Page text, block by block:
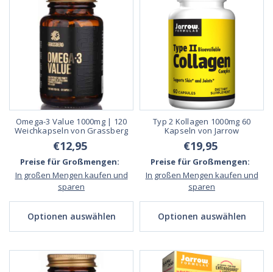
Omega-3 Value 1000mg | 120
Weichkapseln von Grassberg
€12,95
Preise für Großmengen:
In großen Mengen kaufen und
sparen
Optionen auswählen
Typ 2 Kollagen 1000mg 60
Kapseln von Jarrow
€19,95
Preise für Großmengen:
In großen Mengen kaufen und
sparen
Optionen auswählen